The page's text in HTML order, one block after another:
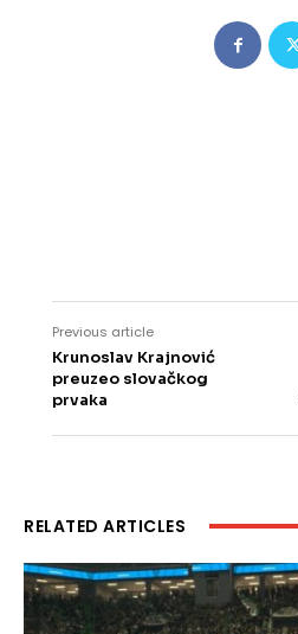
Previous article
Krunoslav Krajnović
preuzeo slovačkog
prvaka
RELATED ARTICLES